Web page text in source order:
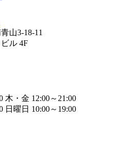
山3-18-11
ル 4F
木・金 12:00～21:00
日曜日 10:00～19:00